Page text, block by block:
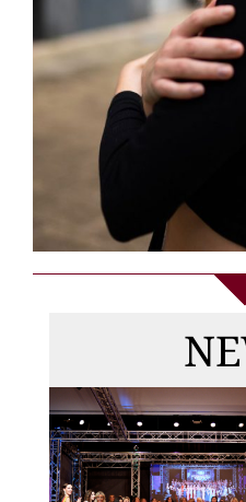
Die
von
2026,